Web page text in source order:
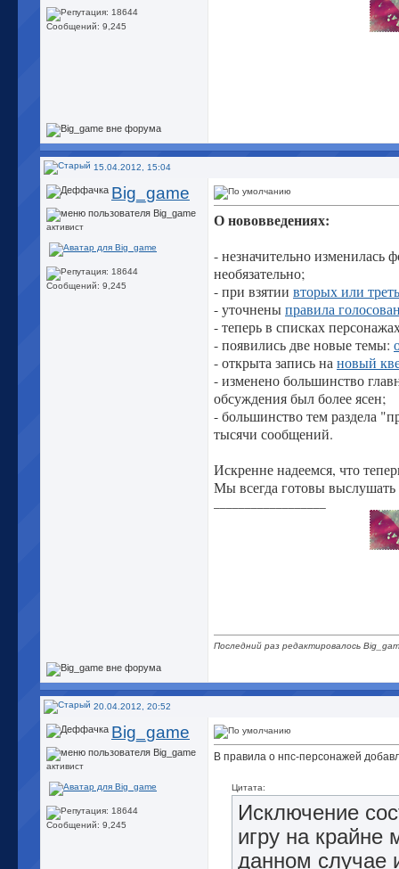
Сообщений: 9,245
15.04.2012, 15:04
Big_game
активист
Сообщений: 9,245
О нововведениях:
- незначительно изменилась
необязательно;
- при взятии вторых или
- уточненыправила
- теперь в списках
- появились две новые темы:
- открыта запись на новый
- изменено большинство
обсуждения был более ясен;
- большинство тем раздела
тысячи сообщений.
Искренне надеемся, что
Мы всегда готовы
Последний раз редактировалось
20.04.2012, 20:52
Big_game
активист
Сообщений: 9,245
В правила о нпс-персонажей
Цитата:
Исключение
игру на крайне
данном случае